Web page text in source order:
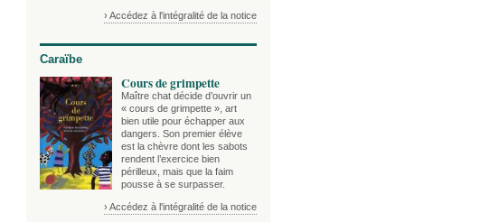
› Accédez à l'intégralité de la notice
Caraïbe
Cours de grimpette
Maître chat décide d’ouvrir un
« cours de grimpette », art
bien utile pour échapper aux
dangers. Son premier élève
est la chèvre dont les sabots
rendent l’exercice bien
périlleux, mais que la faim
pousse à se surpasser.
› Accédez à l'intégralité de la notice